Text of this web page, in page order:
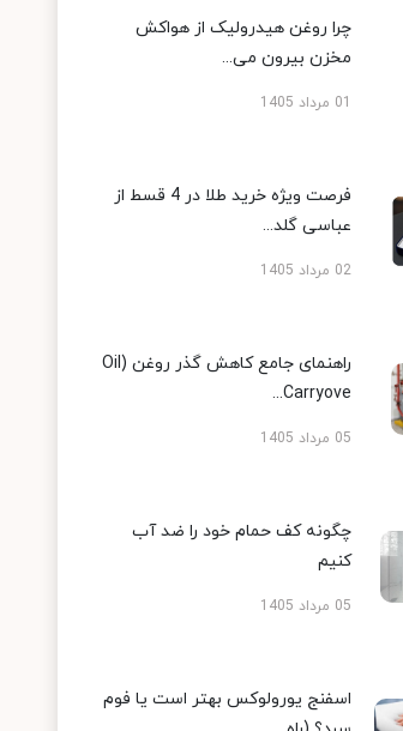
چرا روغن هیدرولیک از هواکش
مخزن بیرون می...
01 مرداد 1405
فرصت ویژه خرید طلا در 4 قسط از
عباسی گلد...
02 مرداد 1405
راهنمای جامع کاهش گذر روغن (Oil
Carryove...
05 مرداد 1405
چگونه کف حمام خود را ضد آب
کنیم
05 مرداد 1405
اسفنج یورولوکس بهتر است یا فوم